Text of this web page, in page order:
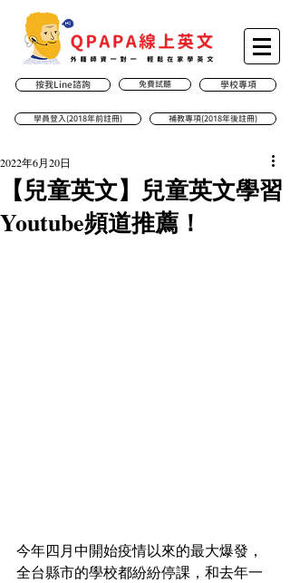
按我Line諮詢 免費試聽 學校專項
學員登入(2018年前註冊) 補教專項(2018年後註冊)
【兒童英文】兒童英文學習
Youtube頻道推薦！
2022年6月20日
今年四月中開始疫情以來的最大爆發，
全台縣市的學校都紛紛停課，和去年一